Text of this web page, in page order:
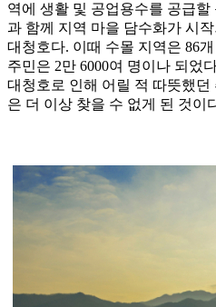
역에 생활 및 공업용수를 공급할
과 함께 지역 마을 담수화가 시
대청호다. 이때 수몰 지역은 86
주민은 2만 6000여 명이나 되었
대청호로 인해 어릴 적 따뜻했
은 더 이상 찾을 수 없게 된 것이